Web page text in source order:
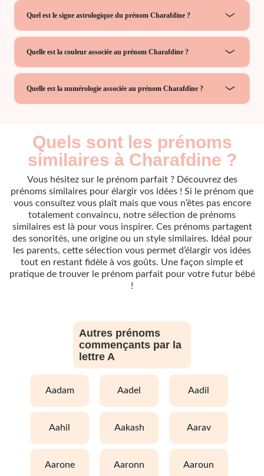
Quel est le signe astrologique du prénom Charafdine ?
Quelle est la couleur associée au prénom Charafdine ?
Quelle est la numérologie associée au prénom Charafdine ?
Quels sont les prénoms
similaires à Charafdine ?
Vous hésitez sur le prénom parfait ? Découvrez des
prénoms similaires pour élargir vos idées ! Si le prénom que
vous consultez vous plaît mais que vous n’êtes pas encore
totalement convaincu, notre sélection de prénoms
similaires est là pour vous inspirer. Ces prénoms partagent
des sonorités, une origine ou un style similaires. Idéal pour
les parents, cette sélection vous permet d’élargir vos idées
tout en restant fidèle à vos goûts. Une façon simple et
pratique de trouver le prénom parfait pour votre futur bébé
!
Autres prénoms
commençants par la
lettre A
aadam aadel aadil
aahil aakash aarav
aarone aaronn aaroun